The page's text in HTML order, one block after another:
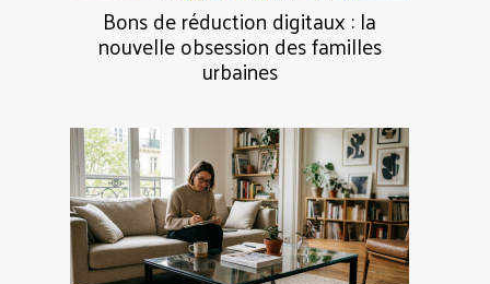
Bons de réduction digitaux : la
nouvelle obsession des familles
urbaines